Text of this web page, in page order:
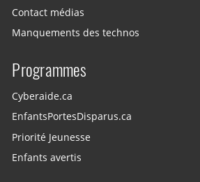
Contact médias
Manquements des technos
Programmes
Cyberaide.ca
EnfantsPortesDisparus.ca
Priorité Jeunesse
Enfants avertis